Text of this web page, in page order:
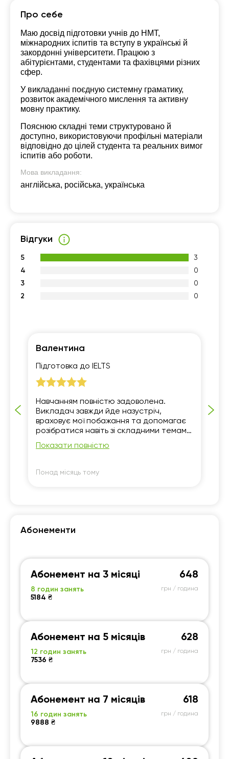
Про себе
Маю досвід підготовки учнів до НМТ,
міжнародних іспитів та вступу в українські й
закордонні університети. Працюю з
абітурієнтами, студентами та фахівцями різних
сфер.
У викладанні поєдную системну граматику,
розвиток академічного мислення та активну
мовну практику.
Пояснюю складні теми структуровано й
доступно, використовуючи профільні матеріали
відповідно до цілей студента та реальних вимог
іспитів або роботи.
Мова викладання:
англійська, російська, українська
Відгуки
5
3
4
0
3
0
2
0
Валентина
Підготовка до IELTS
Навчанням повністю задоволена.
Викладач завжди йде назустріч,
враховує мої побажання та допомагає
розібратися навіть зі складними темами.
Уроки проходять комфортно й цікаво,
тому із задоволенням продовжую
Показати повністю
Понад місяць тому
Абонементи
Абонемент на 3 місяці
8 годин занять
5184 ₴
648
грн / година
Абонемент на 5 місяців
12 годин занять
7536 ₴
628
грн / година
Абонемент на 7 місяців
16 годин занять
9888 ₴
618
грн / година